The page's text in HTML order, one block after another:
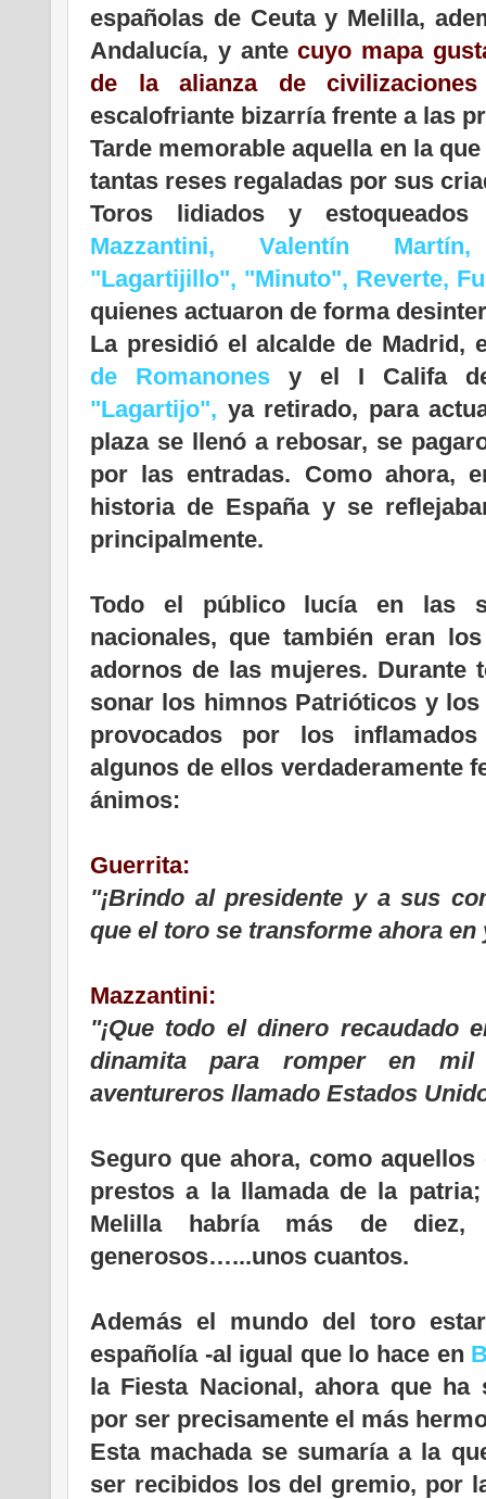
españolas de Ceuta y Melilla,
Andalucía, y ante cuyo mapa
de la alianza de civilizaciones
escalofriante bizarría frente a las
Tarde memorable aquella en la
tantas reses regaladas por sus
Toros lidiados y
Mazzantini, Valentín
"Lagartijillo", "Minuto", Reverte,
quienes actuaron de forma
La presidió el alcalde de Madrid,
de Romanones y el I Califa
"Lagartijo", ya retirado, para
plaza se llenó a rebosar, se
por las entradas. Como ahora,
historia de España y se
principalmente.
Todo el público lucía en las
nacionales, que también eran
adornos de las mujeres. Durante
sonar los himnos Patrióticos y
provocados por los
algunos de ellos verdaderamente
ánimos:
Guerrita:
"¡Brindo al presidente y a sus
que el toro se transforme ahora en
Mazzantini:
"¡Que todo el dinero recaudado
dinamita para romper en
aventureros llamado Estados
Seguro que ahora, como
prestos a la llamada de la
Melilla habría más de
generosos…...unos cuantos.
Además el mundo del toro
españolía -al igual que lo hace en
la Fiesta Nacional, ahora que
por ser precisamente el más
Esta machada se sumaría a la
ser recibidos los del gremio, por